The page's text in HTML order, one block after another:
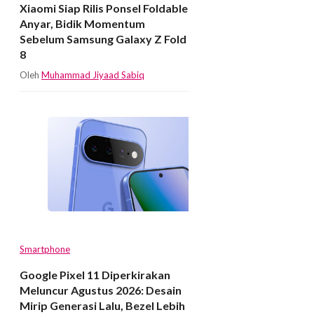
Xiaomi Siap Rilis Ponsel Foldable
Anyar, Bidik Momentum
Sebelum Samsung Galaxy Z Fold
8
Oleh Muhammad Jiyaad Sabiq
Smartphone
Google Pixel 11 Diperkirakan
Meluncur Agustus 2026: Desain
Mirip Generasi Lalu, Bezel Lebih